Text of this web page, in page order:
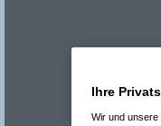
Ihre
Wir und unsere